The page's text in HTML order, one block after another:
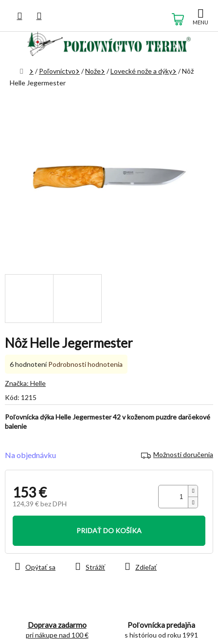
obsah
KOŠÍK
Domov
/ Poľovníctvo /Nože /Lovecké nože a dýky /Nôž
Helle Jegermester
Nôž Helle Jegermester
Kód: 1215
Na objednávku Možnosti doručenia
153 €
124,39 € bez DPH
Jednotková
PRIDAŤ DO KOŠÍKA
Doprava zadarmo
pri nákupe nad 100 €
Poľovnícka predajňa
s históriou od roku 1991
Poľovnícka dýka Helle Jegermester 42 v koženom puzdre darčekové
balenie
Opýtať sa Strážiť Zdieľať
Priemerné
produktu
5,0
5
hviezdičiek.
6 hodnotení Podrobnosti hodnotenia
Značka: Helle